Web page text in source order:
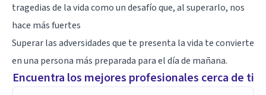
tragedias de la vida como un desafío que, al superarlo, nos
hace más fuertes
Superar las adversidades que te presenta la vida te convierte
en una persona más preparada para el día de mañana.
Encuentra los mejores profesionales cerca de ti